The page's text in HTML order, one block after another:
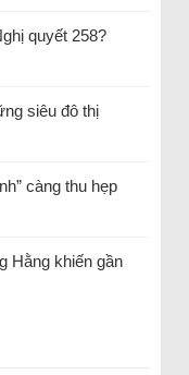
quyết 258?
siêu đô thị
càng thu hẹp
Hằng khiến gần